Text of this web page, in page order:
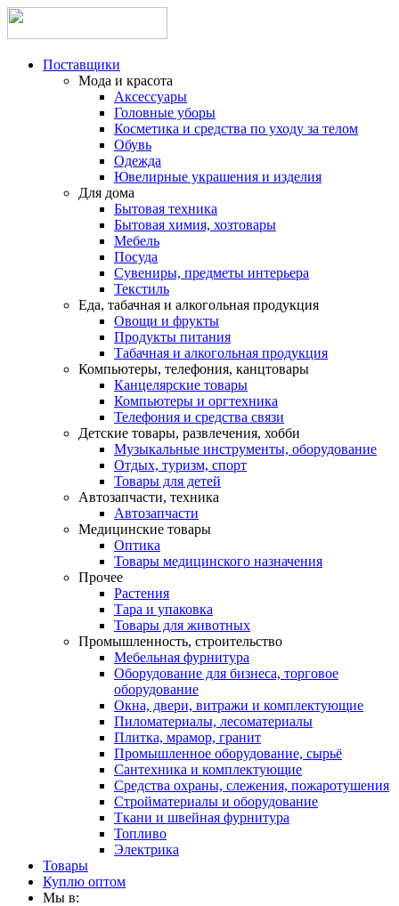
Поставщики
Мода и красота
Аксессуары
Головные уборы
Косметика и средства по уходу за телом
Обувь
Одежда
Ювелирные украшения и изделия
Для дома
Бытовая техника
Бытовая химия, хозтовары
Мебель
Посуда
Сувениры, предметы интерьера
Текстиль
Еда, табачная и алкогольная продукция
Овощи и фрукты
Продукты питания
Табачная и алкогольная продукция
Компьютеры, телефония, канцтовары
Канцелярские товары
Компьютеры и оргтехника
Телефония и средства связи
Детские товары, развлечения, хобби
Музыкальные инструменты, оборудование
Отдых, туризм, спорт
Товары для детей
Автозапчасти, техника
Автозапчасти
Медицинские товары
Оптика
Товары медицинского назначения
Прочее
Растения
Тара и упаковка
Товары для животных
Промышленность, строительство
Мебельная фурнитура
Оборудование для бизнеса, торговое
оборудование
Окна, двери, витражи и комплектующие
Пиломатериалы, лесоматериалы
Плитка, мрамор, гранит
Промышленное оборудование, сырьё
Сантехника и комплектующие
Средства охраны, слежения, пожаротушения
Стройматериалы и оборудование
Ткани и швейная фурнитура
Топливо
Электрика
Товары
Куплю оптом
Мы в: